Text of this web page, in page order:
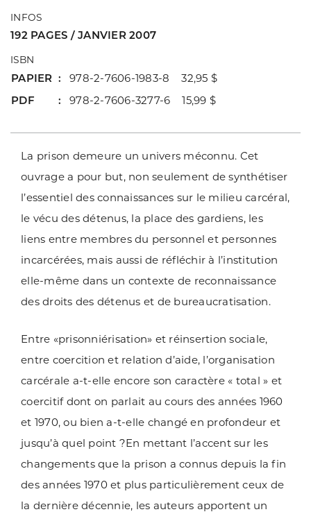
INFOS
192 PAGES / JANVIER 2007
ISBN
PAPIER
978-2-7606-1983-8 32,95 $
PDF
978-2-7606-3277-6 15,99 $
La prison demeure un univers méconnu. Cet
ouvrage a pour but, non seulement de synthétiser
l’essentiel des connaissances sur le milieu carcéral,
le vécu des détenus, la place des gardiens, les
liens entre membres du personnel et personnes
incarcérées, mais aussi de réfléchir à l’institution
elle-même dans un contexte de reconnaissance
des droits des détenus et de bureaucratisation.
Entre «prisonniérisation» et réinsertion sociale,
entre coercition et relation d’aide, l’organisation
carcérale a-t-elle encore son caractère « total » et
coercitif dont on parlait au cours des années 1960
et 1970, ou bien a-t-elle changé en profondeur et
jusqu’à quel point ?En mettant l’accent sur les
changements que la prison a connus depuis la fin
des années 1970 et plus particulièrement ceux de
la dernière décennie, les auteurs apportent un